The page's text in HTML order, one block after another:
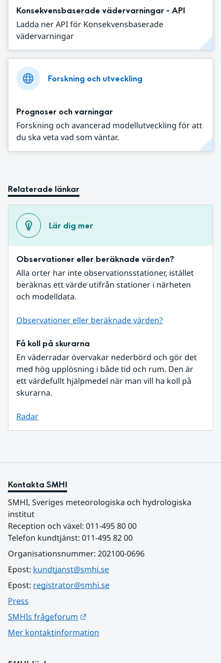
Konsekvensbaserade vädervarningar - API
Ladda ner API för Konsekvensbaserade
vädervarningar
Forskning och utveckling
Prognoser och varningar
Forskning och avancerad modellutveckling för att
du ska veta vad som väntar.
Relaterade länkar
Lär dig mer
Observationer eller beräknade värden?
Alla orter har inte observationsstationer, istället
beräknas ett värde utifrån stationer i närheten
och modelldata.
Observationer eller beräknade värden?
Få koll på skurarna
En väderradar övervakar nederbörd och gör det
med hög upplösning i både tid och rum. Den är
ett värdefullt hjälpmedel när man vill ha koll på
skurarna.
Radar
Kontakta SMHI
SMHI, Sveriges meteorologiska och hydrologiska
institut
Reception och växel: 011-495 80 00
Telefon kundtjänst: 011-495 82 00
Organisationsnummer: 202100-0696
Epost: kundtjanst@smhi.se
Epost: registrator@smhi.se
Press
SMHIs frågeforum
Mer kontaktinformation